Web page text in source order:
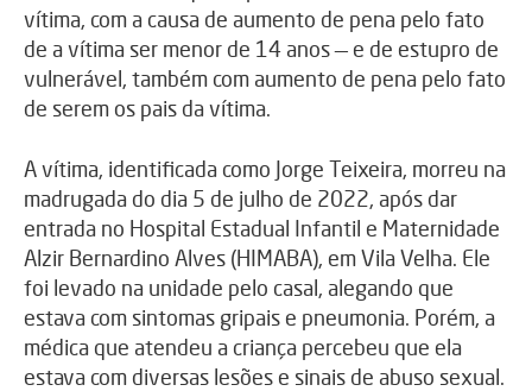
vítima, com a causa de aumento de pena pelo fato
de a vítima ser menor de 14 anos — e de estupro de
vulnerável, também com aumento de pena pelo fato
de serem os pais da vítima.
A vítima, identificada como Jorge Teixeira, morreu na
madrugada do dia 5 de julho de 2022, após dar
entrada no Hospital Estadual Infantil e Maternidade
Alzir Bernardino Alves (HIMABA), em Vila Velha. Ele
foi levado na unidade pelo casal, alegando que
estava com sintomas gripais e pneumonia. Porém, a
médica que atendeu a criança percebeu que ela
estava com diversas lesões e sinais de abuso sexual.